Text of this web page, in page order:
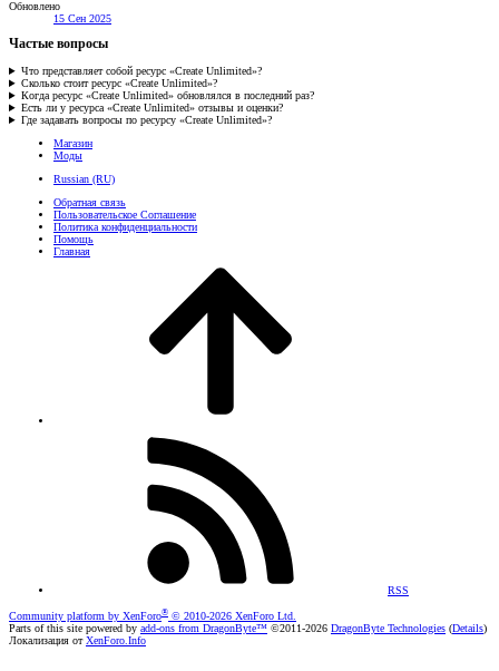
Обновлено
15 Сен 2025
Частые вопросы
Что представляет собой ресурс «Create Unlimited»?
Сколько стоит ресурс «Create Unlimited»?
Когда ресурс «Create Unlimited» обновлялся в последний раз?
Есть ли у ресурса «Create Unlimited» отзывы и оценки?
Где задавать вопросы по ресурсу «Create Unlimited»?
Магазин
Моды
Russian (RU)
Обратная связь
Пользовательское Соглашение
Политика конфиденциальности
Помощь
Главная
RSS
Community platform by XenForo® © 2010-2026 XenForo Ltd.
Parts of this site powered by add-ons from DragonByte™ ©2011-2026 DragonByte Technologies (Details)
Локализация отXenForo.Info